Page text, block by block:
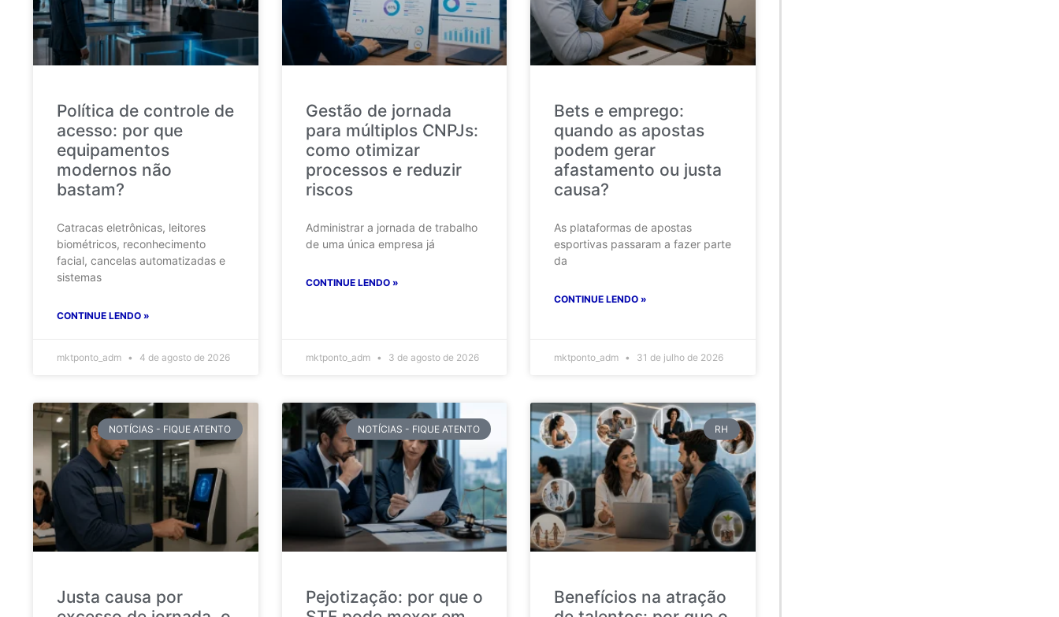
Política de controle de
acesso: por que
equipamentos
modernos não
bastam?
Catracas eletrônicas, leitores
biométricos, reconhecimento
facial, cancelas automatizadas e
sistemas
CONTINUE LENDO »
mktponto_adm 4 de agosto de 2026
Gestão de jornada
para múltiplos CNPJs:
como otimizar
processos e reduzir
riscos
Administrar a jornada de trabalho
de uma única empresa já
CONTINUE LENDO »
mktponto_adm 3 de agosto de 2026
Bets e emprego:
quando as apostas
podem gerar
afastamento ou justa
causa?
As plataformas de apostas
esportivas passaram a fazer parte
da
CONTINUE LENDO »
mktponto_adm 31 de julho de 2026
NOTÍCIAS - FIQUE ATENTO
Justa causa por
NOTÍCIAS - FIQUE ATENTO
Pejotização: por que o
RH
Benefícios na atração